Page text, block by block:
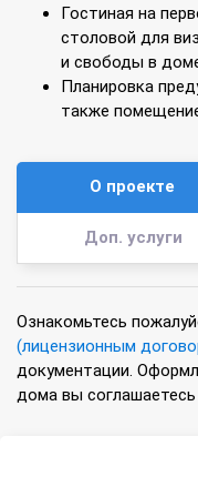
Гостиная на
столовой для
и свободы в
Планировка
также
О проекте
Доп. услуги
Ознакомьтесь
(лицензионным
документации.
дома вы